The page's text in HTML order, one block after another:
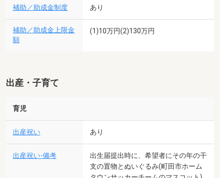
補助／助成金制度 あり
補助／助成金上限金
額
(1)10万円(2)130万円
出産・子育て
育児
出産祝い あり
出産祝い-備考
出生届提出時に、希望者にその年の干
支の置物とぬいぐるみ(町田市ホーム